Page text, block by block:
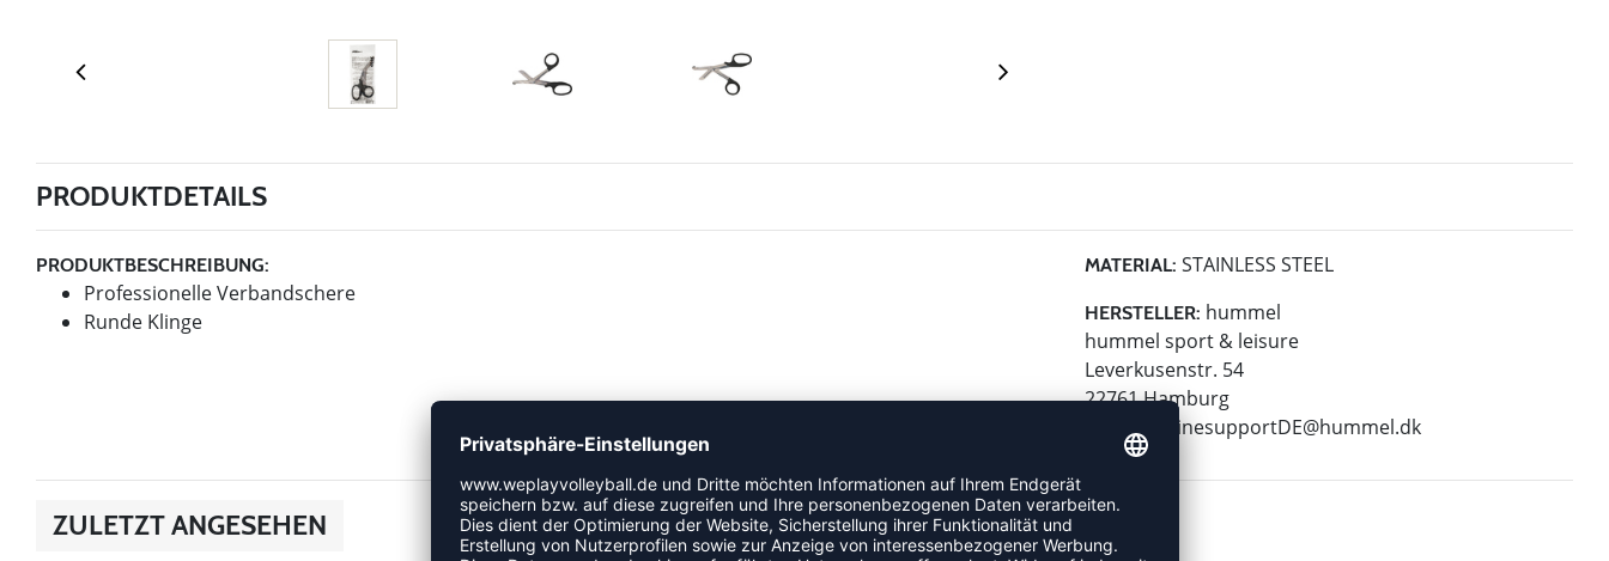
PRODUKTDETAILS
PRODUKTBESCHREIBUNG:
Professionelle Verbandschere
Runde Klinge
MATERIAL: STAINLESS STEEL
HERSTELLER: hummel
hummel sport & leisure
Leverkusenstr. 54
22761 Hamburg
E-Mail:
onlinesupportDE@hummel.dk
ZULETZT ANGESEHEN